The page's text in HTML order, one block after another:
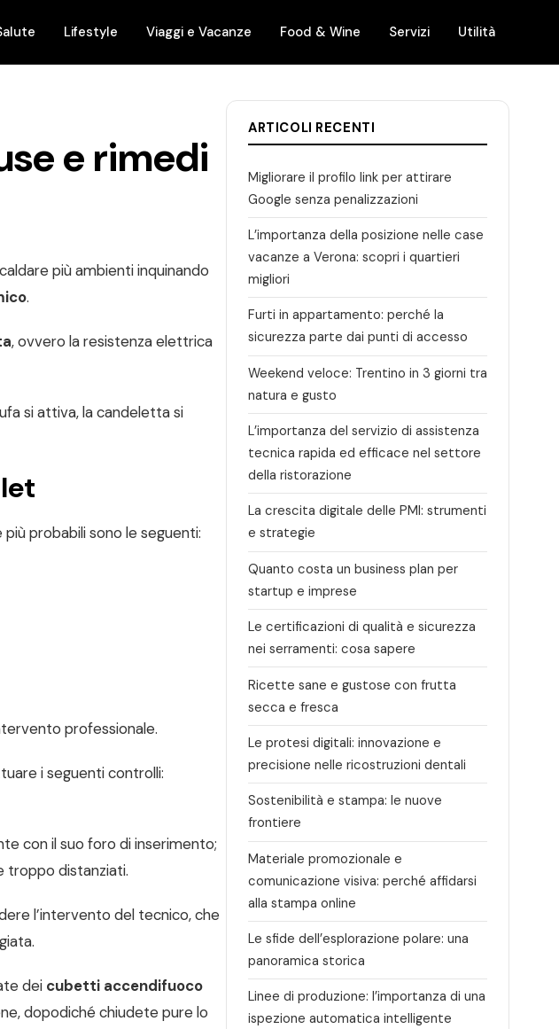
Lifestyle Viaggi e Vacanze Food & Wine Servizi Utilità
e rimedi
più ambienti inquinando
.
, ovvero la resistenza elettrica
si attiva, la candeletta si
probabili sono le seguenti:
professionale.
i seguenti controlli:
con il suo foro di inserimento;
troppo distanziati.
l’intervento del tecnico, che
dei cubetti accendifuoco
dopodiché chiudete pure lo
ARTICOLI RECENTI
Migliorare il profilo link per attirare
Google senza penalizzazioni
L’importanza della posizione nelle case
vacanze a Verona: scopri i quartieri
migliori
Furti in appartamento: perché la
sicurezza parte dai punti di accesso
Weekend veloce: Trentino in 3 giorni tra
natura e gusto
L’importanza del servizio di assistenza
tecnica rapida ed efficace nel settore
della ristorazione
La crescita digitale delle PMI: strumenti
e strategie
Quanto costa un business plan per
startup e imprese
Le certificazioni di qualità e sicurezza
nei serramenti: cosa sapere
Ricette sane e gustose con frutta
secca e fresca
Le protesi digitali: innovazione e
precisione nelle ricostruzioni dentali
Sostenibilità e stampa: le nuove
frontiere
Materiale promozionale e
comunicazione visiva: perché affidarsi
alla stampa online
Le sfide dell’esplorazione polare: una
panoramica storica
Linee di produzione: l’importanza di una
ispezione automatica intelligente